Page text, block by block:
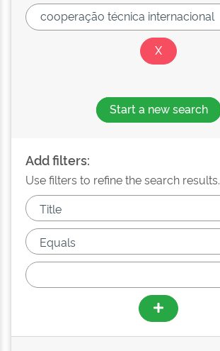
Start a new search
Add filters:
Use filters to refine the search results.